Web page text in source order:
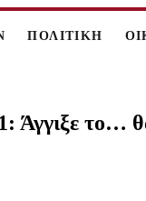
ΠΟΛΙΤΙΚΗ
Άγγιξε το…